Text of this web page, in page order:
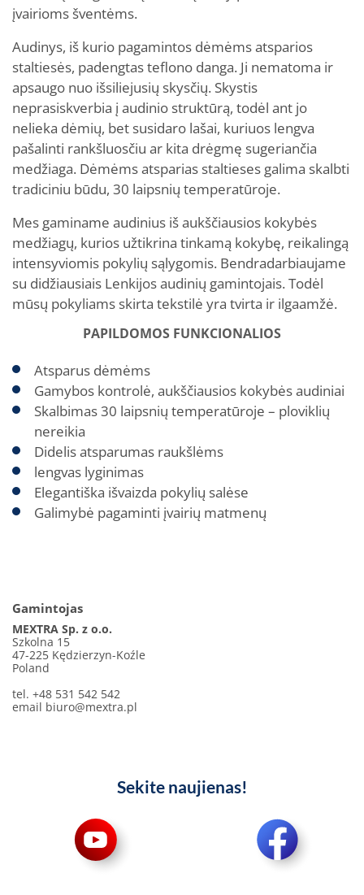
įvairioms šventėms.
Audinys, iš kurio pagamintos dėmėms atsparios
staltiesės, padengtas teflono danga. Ji nematoma ir
apsaugo nuo išsiliejusių skysčių. Skystis
neprasiskverbia į audinio struktūrą, todėl ant jo
nelieka dėmių, bet susidaro lašai, kuriuos lengva
pašalinti rankšluosčiu ar kita drėgmę sugeriančia
medžiaga. Dėmėms atsparias staltieses galima skalbti
tradiciniu būdu, 30 laipsnių temperatūroje.
Mes gaminame audinius iš aukščiausios kokybės
medžiagų, kurios užtikrina tinkamą kokybę, reikalingą
intensyviomis pokylių sąlygomis. Bendradarbiaujame
su didžiausiais Lenkijos audinių gamintojais. Todėl
mūsų pokyliams skirta tekstilė yra tvirta ir ilgaamžė.
PAPILDOMOS FUNKCIONALIOS
Atsparus dėmėms
Gamybos kontrolė, aukščiausios kokybės audiniai
Skalbimas 30 laipsnių temperatūroje – ploviklių
nereikia
Didelis atsparumas raukšlėms
lengvas lyginimas
Elegantiška išvaizda pokylių salėse
Galimybė pagaminti įvairių matmenų
Gamintojas
MEXTRA Sp. z o.o.
Szkolna 15
47-225 Kędzierzyn-Koźle
Poland
tel. +48 531 542 542
email biuro@mextra.pl
Sekite naujienas!